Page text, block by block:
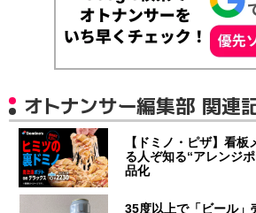
オトナンサー編集部 関連
【ドミノ・ピザ】看
る人ぞ知る“アレンジ
品化
35度以上で「ビール